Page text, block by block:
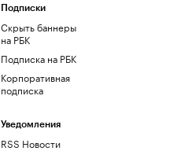
Подписки
Скрыть баннеры
на РБК
Подписка на РБК
Корпоративная
подписка
Уведомления
RSS Новости